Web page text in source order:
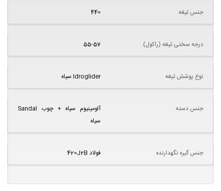
جنس تیغه 440
درجه سختی تیغه (راکول) 55-57
نوع پوشش تیغه Idroglider سیاه
جنس دسته
آلومینیوم سیاه + چوب Sandal
سیاه
جنس گیره نگهدارنده فولاد 420J2B